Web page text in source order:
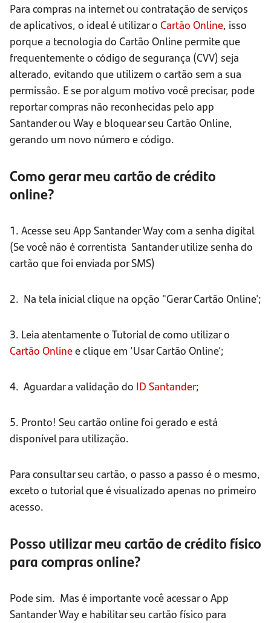
Para compras na internet ou contratação de serviços
de aplicativos, o ideal é utilizar o Cartão Online, isso
porque a tecnologia do Cartão Online permite que
frequentemente o código de segurança (CVV) seja
alterado, evitando que utilizem o cartão sem a sua
permissão. E se por algum motivo você precisar, pode
reportar compras não reconhecidas pelo app
Santander ou Way e bloquear seu Cartão Online,
gerando um novo número e código.
Como gerar meu cartão de crédito
online?
1. Acesse seu App Santander Waycom a senha digital
(Se você não é correntista Santander utilize senha do
cartão que foi enviada por SMS)
2. Na tela inicial clique na opção "Gerar Cartão Online';
3. Leia atentamente o Tutorial de como utilizar o
Cartão Onlinee clique em ‘Usar Cartão Online’;
4. Aguardar a validação do ID Santander;
5. Pronto! Seu cartão online foi gerado e está
disponível para utilização.
Para consultar seu cartão, o passo a passo é o mesmo,
exceto o tutorial que é visualizado apenas no primeiro
acesso.
Posso utilizar meu cartão de crédito físico
para compras online?
Pode sim. Mas é importante você acessar o App
Santander Way e habilitar seu cartão físico para